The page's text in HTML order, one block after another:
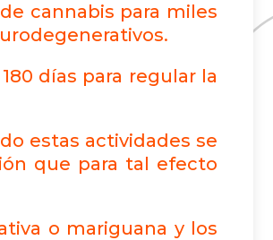
cannabis para miles
días para regular la
estas actividades se
que para tal efecto
o mariguana y los